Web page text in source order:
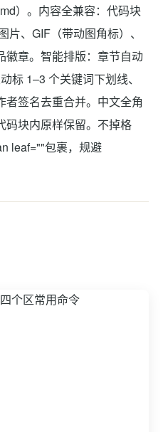
）。内容全兼容：代码块
片、GIF（带动图角标）、
徽章。智能排版：章节自动
标 1–3 个关键词下划线、
者签名去重合并。中文全角
码块内原样保留。不掉格
leaf=""包裹，规避